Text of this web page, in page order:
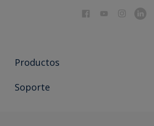
Productos
Todos los productos
Soporte